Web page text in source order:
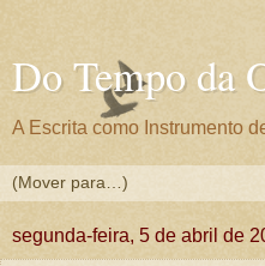
Do Tempo da
A Escrita como Instrumento
segunda-feira, 5 de abril de